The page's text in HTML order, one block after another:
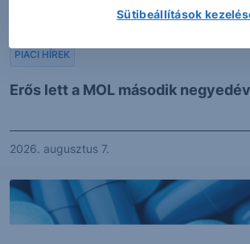
Erős lett a MOL második
PIACI HÍREK
2026. augusztus 7.
Sütibeállítások